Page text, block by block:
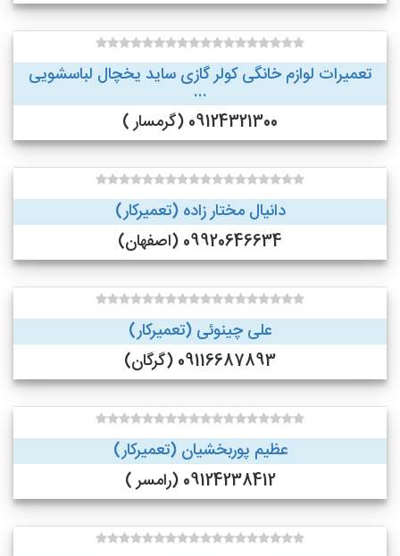
تعمیرات لوازم خانگی کولر گازی ساید یخچال لباسشویی
...
09124321300 (گرمسار )
دانیال مختار زاده (تعمیرکار)
09920646634 (اصفهان)
علی چینوئی (تعمیرکار)
09116687893 (گرگان)
عظیم پوربخشیان (تعمیرکار)
09124238412 (رامسر )